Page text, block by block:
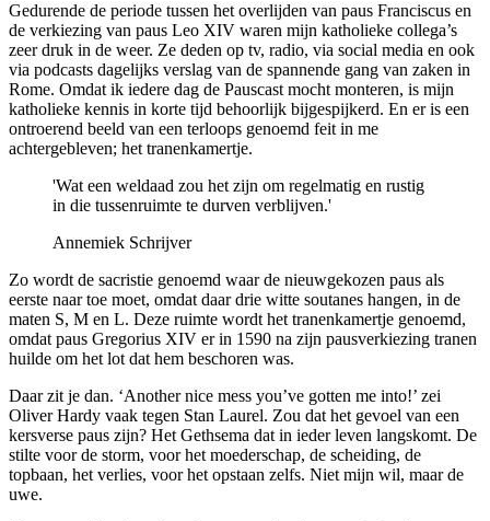
Gedurende de periode tussen het overlijden van paus Franciscus en
de verkiezing van paus Leo XIV waren mijn katholieke collega’s
zeer druk in de weer. Ze deden op tv, radio, via social media en ook
via podcasts dagelijks verslag van de spannende gang van zaken in
Rome. Omdat ik iedere dag de Pauscast mocht monteren, is mijn
katholieke kennis in korte tijd behoorlijk bijgespijkerd. En er is een
ontroerend beeld van een terloops genoemd feit in me
achtergebleven; het tranenkamertje.
'Wat een weldaad zou het zijn om regelmatig en rustig
in die tussenruimte te durven verblijven.'
Annemiek Schrijver
Zo wordt de sacristie genoemd waar de nieuwgekozen paus als
eerste naar toe moet, omdat daar drie witte soutanes hangen, in de
maten S, M en L. Deze ruimte wordt het tranenkamertje genoemd,
omdat paus Gregorius XIV er in 1590 na zijn pausverkiezing tranen
huilde om het lot dat hem beschoren was.
Daar zit je dan. ‘Another nice mess you’ve gotten me into!’ zei
Oliver Hardy vaak tegen Stan Laurel. Zou dat het gevoel van een
kersverse paus zijn? Het Gethsema dat in ieder leven langskomt. De
stilte voor de storm, voor het moederschap, de scheiding, de
topbaan, het verlies, voor het opstaan zelfs. Niet mijn wil, maar de
uwe.